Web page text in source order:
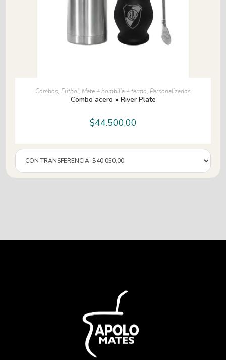
AÑADIR AL CARRITO
Combos, Fútbol, Mate + bombilla + termo, Personalizados
Combo acero • River Plate
$44.500,00